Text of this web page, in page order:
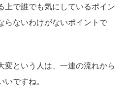
上で誰でも気にしているポイン
らないわけがないポイントで
変という人は、一連の流れから
ですね。